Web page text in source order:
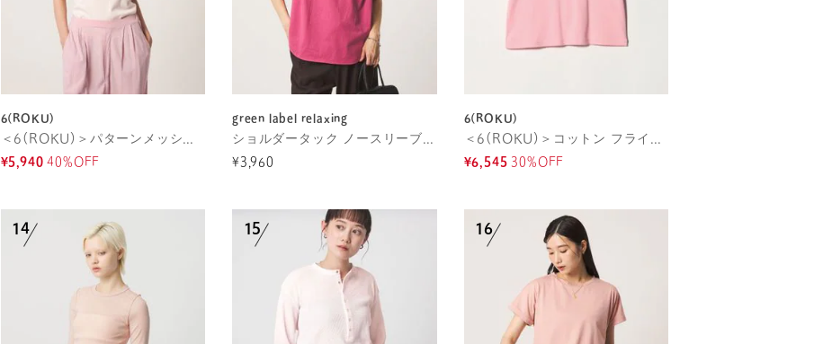
6(ROKU)
＜6(ROKU)＞パターンメッシュ Tシャツ
¥5,940 40%OFF
green label relaxing
ショルダータック ノースリーブ プルオーバー カットソー
¥3,960
6(ROKU)
＜6(ROKU)＞コットン フライス Tシャツ 26SS
¥6,545 30%OFF